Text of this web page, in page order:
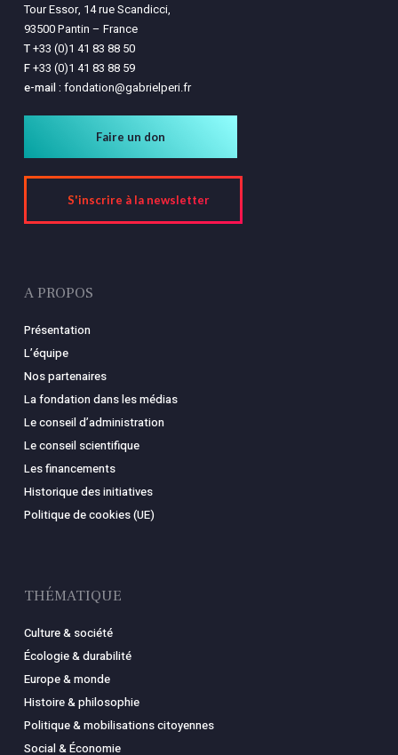
Tour Essor, 14 rue Scandicci,
93500 Pantin – France
T+33 (0)1 41 83 88 50
F+33 (0)1 41 83 88 59
e-mail : fondation@gabrielperi.fr
Faire un don
S'inscrire à la newsletter
A PROPOS
Présentation
L’équipe
Nos partenaires
La fondation dans les médias
Le conseil d’administration
Le conseil scientifique
Les financements
Historique des initiatives
Politique de cookies (UE)
THÉMATIQUE
Culture & société
Écologie & durabilité
Europe & monde
Histoire & philosophie
Politique & mobilisations citoyennes
Social & Économie